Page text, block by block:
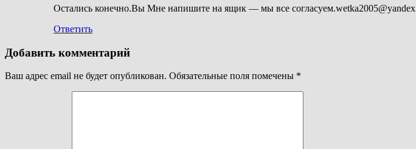
Остались конечно.Вы Мне напишите на ящик — мы все
Ответить
Добавить комментарий
Ваш адрес email не будет опубликован. Обязательные поля помечены *